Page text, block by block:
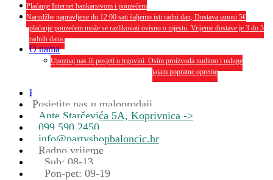
Plaćanje Internet bankarstvom i pouzećem
Narudžbe napravljene do 12:00 sati šaljemo isti radni dan, Dostava iznosi 5€
plaćanje pouzećem može se razlikovati ovisno o mjestu. Vrijeme dostave je 3 do 5
radnih dana.
O nama
Upoznaj nas ili posjeti u trgovini. Osim proizvoda nudimo i usluge
dekoriranja interijera i eksterija te najam popratne opreme
Kontakt
Posjetite nas u maloprodaji
Ante Starčevića 5A, Koprivnica ->
099 590 2450
info@partyshopbaloncic.hr
Radno vrijeme
Sub: 08-13
Pon-pet: 09-19